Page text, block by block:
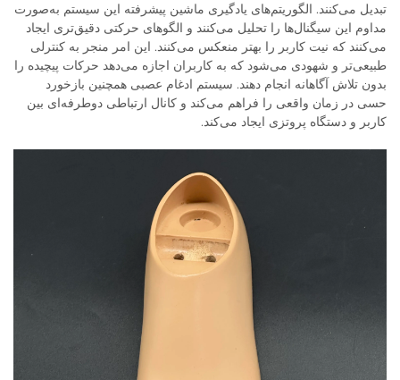
تبدیل می‌کنند. الگوریتم‌های یادگیری ماشین پیشرفته این سیستم به‌صورت
مداوم این سیگنال‌ها را تحلیل می‌کنند و الگوهای حرکتی دقیق‌تری ایجاد
می‌کنند که نیت کاربر را بهتر منعکس می‌کنند. این امر منجر به کنترلی
طبیعی‌تر و شهودی می‌شود که به کاربران اجازه می‌دهد حرکات پیچیده را
بدون تلاش آگاهانه انجام دهند. سیستم ادغام عصبی همچنین بازخورد
حسی در زمان واقعی را فراهم می‌کند و کانال ارتباطی دوطرفه‌ای بین
کاربر و دستگاه پروتزی ایجاد می‌کند.